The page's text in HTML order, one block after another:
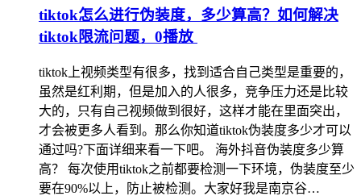
tiktok怎么进行伪装度，多少算高？如何解决
tiktok限流问题，0播放
tiktok上视频类型有很多，找到适合自己类型是重要的，
虽然是红利期，但是加入的人很多，竞争压力还是比较
大的，只有自己视频做到很好，这样才能在里面突出，
才会被更多人看到。那么你知道tiktok伪装度多少才可以
通过吗?下面详细来看一下吧。 海外抖音伪装度多少算
高？ 每次使用tiktok之前都要检测一下环境，伪装度至少
要在90%以上，防止被检测。大家好我是南京谷…